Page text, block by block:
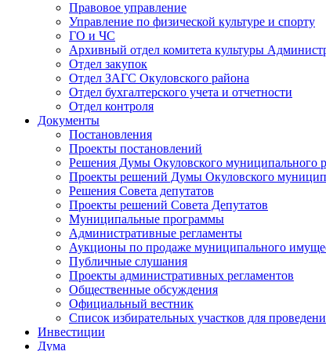
Правовое управление
Управление по физической культуре и спорту
ГО и ЧС
Архивный отдел комитета культуры
Отдел закупок
Отдел ЗАГС Окуловского района
Отдел бухгалтерского учета и отчетности
Отдел контроля
Документы
Постановления
Проекты постановлений
Решения Думы Окуловского муниципального
Проекты решений Думы Окуловского
Решения Совета депутатов
Проекты решений Совета Депутатов
Муниципальные программы
Административные регламенты
Аукционы по продаже муниципального
Публичные слушания
Проекты административных регламентов
Общественные обсуждения
Официальный вестник
Список избирательных участков для
Инвестиции
Дума